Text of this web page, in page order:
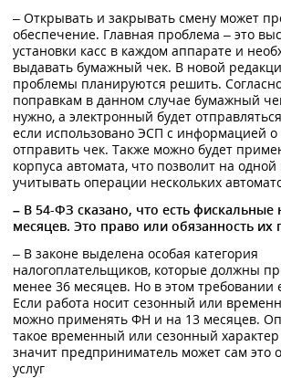
– Открывать и закрывать смену может
обеспечение. Главная проблема – это
установки касс в каждом аппарате и
выдавать бумажный чек. В новой
проблемы планируются решить.
поправкам в данном случае бумажный
нужно, а электронный будет
если использовано ЭСП с информацией о
отправить чек. Также можно будет
корпуса автомата, что позволит на
учитывать операции нескольких
– В 54-ФЗ сказано, что есть фискальные
месяцев. Это право или обязанность их
– В законе выделена особая категория
налогоплательщиков, которые должны
менее 36 месяцев. Но в этом требовании
Если работа носит сезонный или
можно применять ФН и на 13 месяцев.
такое временный или сезонный характер
значит предприниматель может сам это
услуг